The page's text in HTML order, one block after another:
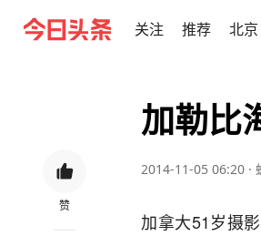
关注 推荐 北京
赞
加勒比
2014-11-05 06:20 ·
加拿大51岁摄